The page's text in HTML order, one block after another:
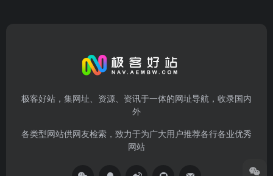
极客好站，集网址、资源、资讯于一体的网址导航，收录国内
外
各类型网站供网友检索，致力于为广大用户推荐各行各业优秀
网站